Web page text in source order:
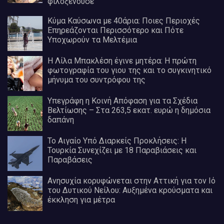
Κύμα Καύσωνα με 40άρια: Ποιες Περιοχές
Επηρεάζονται Περισσότερο και Πότε
Υποχωρούν τα Μελτέμια
Η Λίλα Μπακλέση έγινε μητέρα: Η πρώτη
φωτογραφία του γιου της και το συγκινητικό
μήνυμα του συντρόφου της
Υπεγράφη η Κοινή Απόφαση για τα Σχέδια
Βελτίωσης – Στα 263,5 εκατ. ευρώ η δημόσια
δαπάνη
Το Αιγαίο Υπό Διαρκείς Προκλήσεις: Η
Τουρκία Συνεχίζει με 18 Παραβιάσεις και
Παραβάσεις
Ανησυχία κορυφώνεται στην Αττική για τον Ιό
του Δυτικού Νείλου: Αυξημένα κρούσματα και
έκκληση για μέτρα